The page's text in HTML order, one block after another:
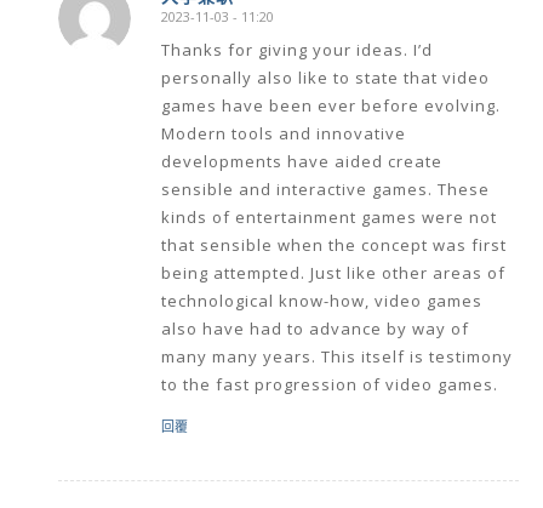
says:
2023-11-03 - 11:20
Thanks for giving your ideas. I’d
personally also like to state that video
games have been ever before evolving.
Modern tools and innovative
developments have aided create
sensible and interactive games. These
kinds of entertainment games were not
that sensible when the concept was first
being attempted. Just like other areas of
technological know-how, video games
also have had to advance by way of
many many years. This itself is testimony
to the fast progression of video games.
回覆